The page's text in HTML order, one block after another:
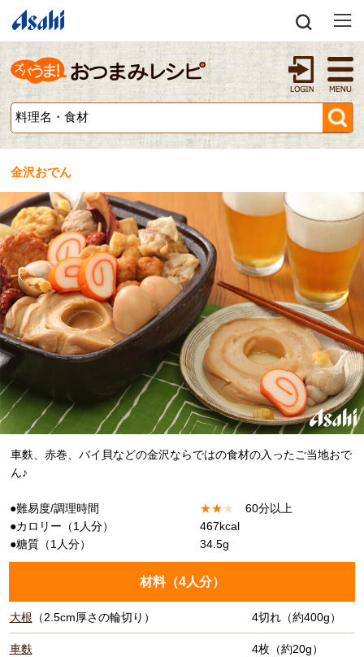
金沢おでん
車麩、赤巻、バイ貝などの金沢ならではの食材の入ったご当地おで
ん♪
●難易度/調理時間 ★★★
60分以上
●カロリー（1人分）
467kcal
●糖質（1人分）
34.5g
材料（4人分）
大根 （2.5cm厚さの輪切り） 4切れ（約400g）
車麩 4枚（約20g）